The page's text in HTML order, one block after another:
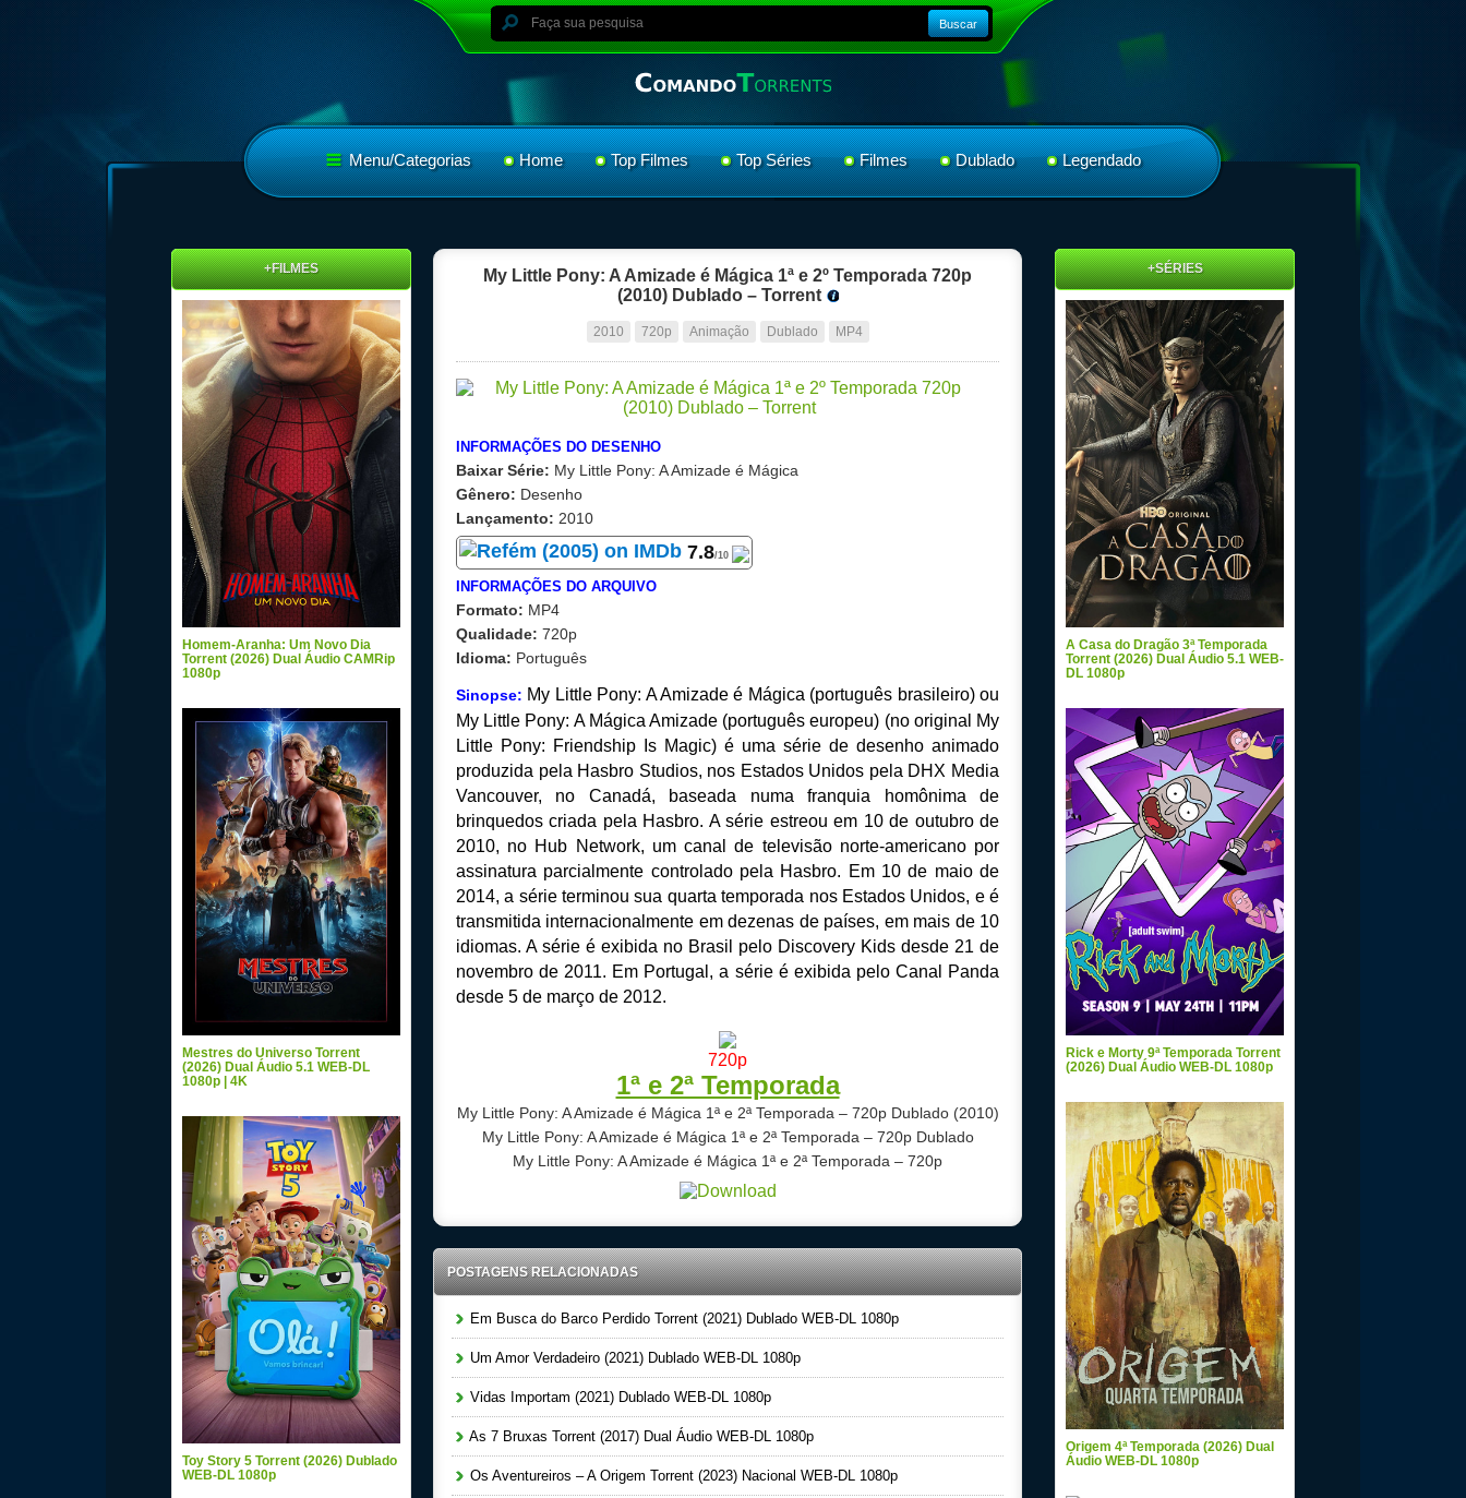
Buscar
Menu/Categorias Home Top Filmes Top Séries Filmes Dublado Legendado
My Little Pony: A Amizade é Mágica 1ª e 2º Temporada 720p
(2010) Dublado – Torrent
2010 720p Animação Dublado MP4
INFORMAÇÕES DO DESENHO
Baixar Série: My Little Pony: A Amizade é Mágica
Gênero: Desenho
Lançamento: 2010
7.8/10
INFORMAÇÕES DO ARQUIVO
Formato: MP4
Qualidade: 720p
Idioma: Português
Sinopse: My Little Pony: A Amizade é Mágica (português brasileiro) ou
My Little Pony: A Mágica Amizade (português europeu) (no original My
Little Pony: Friendship Is Magic) é uma série de desenho animado
produzida pela Hasbro Studios, nos Estados Unidos pela DHX Media
Vancouver, no Canadá, baseada numa franquia homônima de
brinquedos criada pela Hasbro. A série estreou em 10 de outubro de
2010, no Hub Network, um canal de televisão norte-americano por
assinatura parcialmente controlado pela Hasbro. Em 10 de maio de
2014, a série terminou sua quarta temporada nos Estados Unidos, e é
transmitida internacionalmente em dezenas de países, em mais de 10
idiomas. A série é exibida no Brasil pelo Discovery Kids desde 21 de
novembro de 2011. Em Portugal, a série é exibida pelo Canal Panda
desde 5 de março de 2012.
720p
1ª e 2ª Temporada
My Little Pony: A Amizade é Mágica 1ª e 2ª Temporada – 720p Dublado (2010)
My Little Pony: A Amizade é Mágica 1ª e 2ª Temporada – 720p Dublado
My Little Pony: A Amizade é Mágica 1ª e 2ª Temporada – 720p
POSTAGENS RELACIONADAS
Em Busca do Barco Perdido Torrent (2021) Dublado WEB-DL 1080p
Um Amor Verdadeiro (2021) Dublado WEB-DL 1080p
Vidas Importam (2021) Dublado WEB-DL 1080p
As 7 Bruxas Torrent (2017) Dual Áudio WEB-DL 1080p
Os Aventureiros – A Origem Torrent (2023) Nacional WEB-DL 1080p
+FILMES
Homem-Aranha: Um Novo Dia
Torrent (2026) Dual Áudio CAMRip
1080p
Mestres do Universo Torrent
(2026) Dual Áudio 5.1 WEB-DL
1080p | 4K
Toy Story 5 Torrent (2026) Dublado
WEB-DL 1080p
+SÉRIES
A Casa do Dragão 3ª Temporada
Torrent (2026) Dual Áudio 5.1 WEB-
DL 1080p
Rick e Morty 9ª Temporada Torrent
(2026) Dual Áudio WEB-DL 1080p
Origem 4ª Temporada (2026) Dual
Áudio WEB-DL 1080p